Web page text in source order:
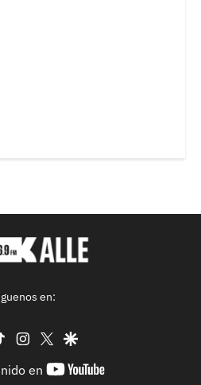
en:
tiktok instagram
twittergoogle
en
youtube-